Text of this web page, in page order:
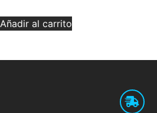
Añadir al carrito